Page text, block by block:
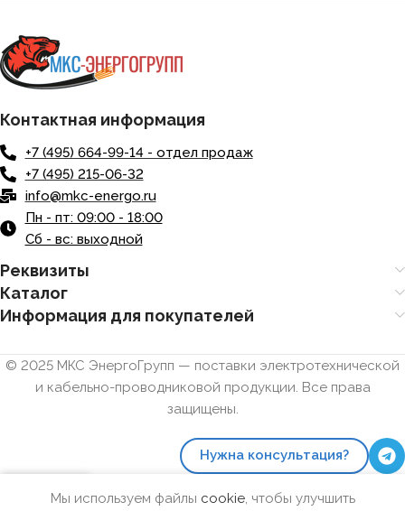
Контактная информация
+7 (495) 664-99-14 - отдел продаж
+7 (495) 215-06-32
info@mkc-energo.ru
Пн - пт: 09:00 - 18:00
Сб - вс: выходной
Реквизиты
Каталог
Информация для покупателей
© 2025 МКС ЭнергоГрупп — поставки электротехнической
и кабельно-проводниковой продукции. Все права
защищены.
Нужна консультация?
Мы используем файлы cookie, чтобы улучшить